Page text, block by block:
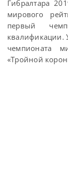
Гибралтара
мирового
первый
квалификации.
чемпионата
«Тройной